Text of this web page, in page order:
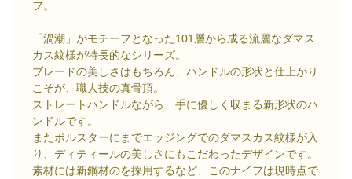
フ。
「渦潮」がモチーフとなった101層から成る流麗なダマス
カス紋様が特長的なシリーズ。
ブレードの美しさはもちろん、ハンドルの形状と仕上がり
こそが、職人技の真骨頂。
ストレートハンドルながら、手に優しく収まる新形状のハ
ンドルです。
またボルスターにまでエッジングでのダマスカス紋様が入
り、ディティールの美しさにもこだわったデザインです。
素材には新鋼材のを採用するなど、このナイフは現時点で